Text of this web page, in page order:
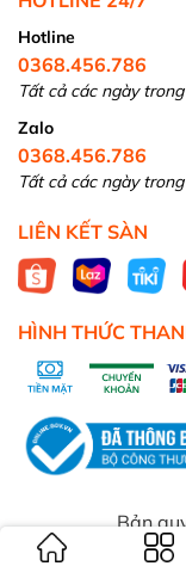
Hotline
0368.456.786
Tất cả các ngày
Zalo
0368.456.786
Tất cả các ngày
LIÊN KẾT SÀN
HÌNH THỨC
Bản